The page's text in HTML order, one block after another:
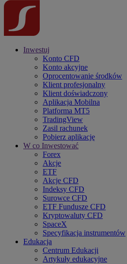
Inwestuj
Konto CFD
Konto akcyjne
Oprocentowanie środków
Klient profesjonalny
Klient doświadczony
Aplikacja Mobilna
Platforma MT5
TradingView
Zasil rachunek
Pobierz aplikację
W co Inwestować
Forex
Akcje
ETF
Akcje CFD
Indeksy CFD
Surowce CFD
ETF Fundusze CFD
Kryptowaluty CFD
SpaceX
Specyfikacja instrumentów
Edukacja
Centrum Edukacji
Artykuły edukacyjne